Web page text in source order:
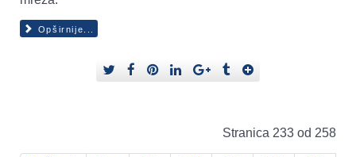
Opširnije...
Stranica 233 od 258